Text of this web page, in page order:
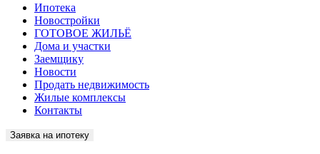
Ипотека
Новостройки
ГОТОВОЕ ЖИЛЬЁ
Дома и участки
Заемщику
Новости
Продать недвижимость
Жилые комплексы
Контакты
Заявка на ипотеку